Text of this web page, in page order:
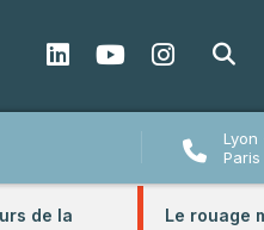
Lyon
de la
Le rouage